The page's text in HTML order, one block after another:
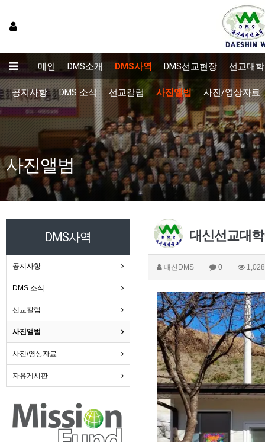
메인 DMS소개 DMS사역 DMS선교현장 선교대
공지사항 DMS 소식 선교칼럼 사진앨범 사진/영상자료
사진앨범
대신선교대
대신DMS 0 1,028
DMS사역
공지사항
DMS 소식
선교칼럼
사진앨범
사진/영상자료
자유게시판